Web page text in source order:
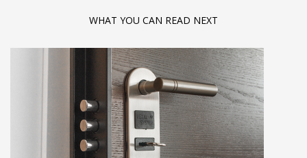
WHAT YOU CAN READ NEXT